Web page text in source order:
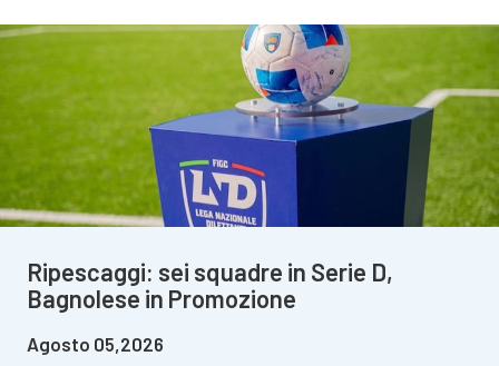
Ripescaggi: sei squadre in Serie D,
Bagnolese in Promozione
Agosto 05,2026